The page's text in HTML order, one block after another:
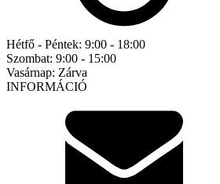
Hétfő - Péntek: 9:00 - 18:00
Szombat: 9:00 - 15:00
Vasárnap: Zárva
INFORMÁCIÓ